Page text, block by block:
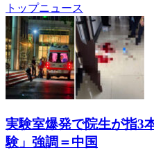
トップニュース
実験室爆発で院生が指
験」強調＝中国